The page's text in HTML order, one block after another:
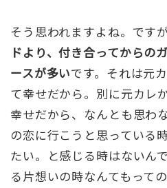
そう思われますよね。ですが
ドより、付き合ってからの
ースが多いです。それは元
て幸せだから。別に元カレ
幸せだから、なんとも思わ
の恋に行こうと思っている
たい。と感じる時はないん
る片想いの時なんてもっての